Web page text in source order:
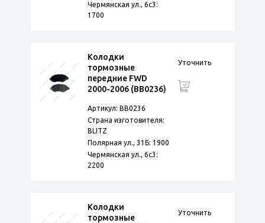
Чермянская ул., 6с3:
1700
Колодки
тормозные
передние FWD
2000-2006 (BB0236)
Артикул: BB0236
Страна изготовителя:
BLITZ
Полярная ул., 31Б: 1900
Чермянская ул., 6с3:
2200
Уточнить
Колодки
тормозные
Уточнить